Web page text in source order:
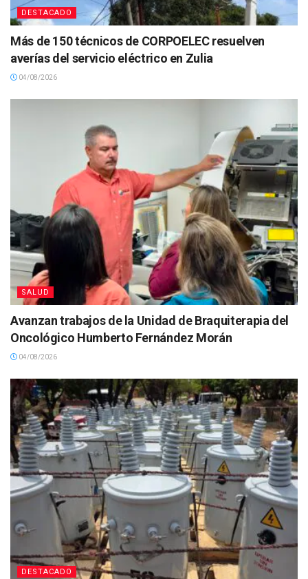
DESTACADO
Más de 150 técnicos de CORPOELEC resuelven
averías del servicio eléctrico en Zulia
04/08/2026
SALUD
Avanzan trabajos de la Unidad de Braquiterapia del
Oncológico Humberto Fernández Morán
04/08/2026
DESTACADO